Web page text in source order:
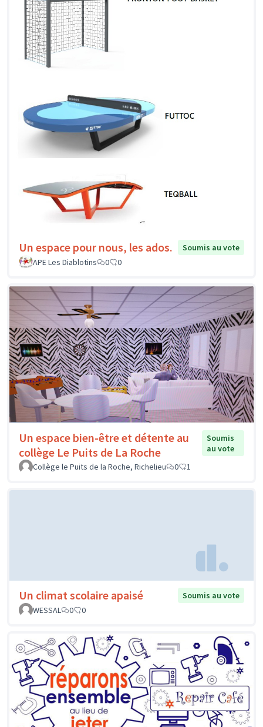
Un espace pour nous, les ados.
Soumis au vote
APE Les Diablotins
0 0
Un espace bien-être et détente au
collège Le Puits de La Roche
Soumis
au vote
Collège le Puits de la Roche, Richelieu
0 1
Un climat scolaire apaisé
Soumis au vote
WESSAL
0 0